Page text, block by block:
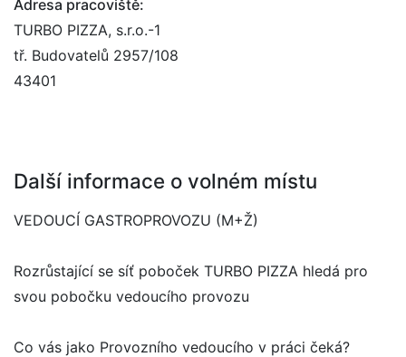
Adresa pracoviště:
TURBO PIZZA, s.r.o.-1
tř. Budovatelů 2957/108
43401
Další informace o volném místu
VEDOUCÍ GASTROPROVOZU (M+Ž)
Rozrůstající se síť poboček TURBO PIZZA hledá pro
svou pobočku vedoucího provozu
Co vás jako Provozního vedoucího v práci čeká?